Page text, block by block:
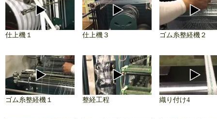
仕上機１ 仕上機３ ゴム糸整経機２
ゴム糸整経機１ 整経工程 織り付け4